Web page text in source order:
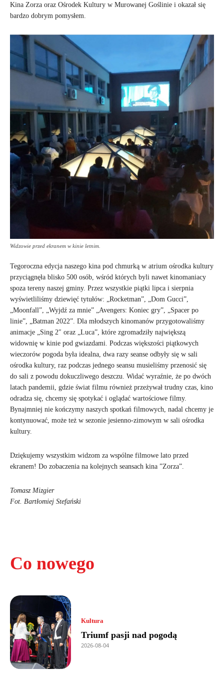
Co nowego
Kultura
Triumf pasji nad pogodą
2026-08-04
Kina Zorza oraz Ośrodek Kultury w Murowanej Goślinie i okazał się
bardzo dobrym pomysłem.
Widzowie przed ekranem w kinie letnim.
Tegoroczna edycja naszego kina pod chmurką w atrium ośrodka kultury
przyciągnęła blisko 500 osób, wśród których byli nawet kinomaniacy
spoza tereny naszej gminy. Przez wszystkie piątki lipca i sierpnia
wyświetliliśmy dziewięć tytułów: „Rocketman”, „Dom Gucci”,
„Moonfall”, „Wyjdź za mnie” „Avengers: Koniec gry”, „Spacer po
linie”, „Batman 2022”. Dla młodszych kinomanów przygotowaliśmy
animacje „Sing 2″ oraz „Luca”, które zgromadziły największą
widownię w kinie pod gwiazdami. Podczas większości piątkowych
wieczorów pogoda była idealna, dwa razy seanse odbyły się w sali
ośrodka kultury, raz podczas jednego seansu musieliśmy przenosić się
do sali z powodu dokuczliwego deszczu. Widać wyraźnie, że po dwóch
latach pandemii, gdzie świat filmu również przeżywał trudny czas, kino
odradza się, chcemy się spotykać i oglądać wartościowe filmy.
Bynajmniej nie kończymy naszych spotkań filmowych, nadal chcemy je
kontynuować, może też w sezonie jesienno-zimowym w sali ośrodka
kultury.
Dziękujemy wszystkim widzom za wspólne filmowe lato przed
ekranem! Do zobaczenia na kolejnych seansach kina ”Zorza”.
Tomasz Mizgier
Fot. Bartłomiej Stefański